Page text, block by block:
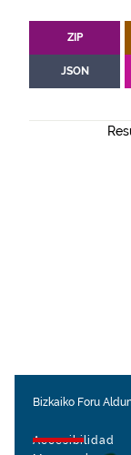
ZIP
JSON
Bizkaiko Foru
Accesibilidad